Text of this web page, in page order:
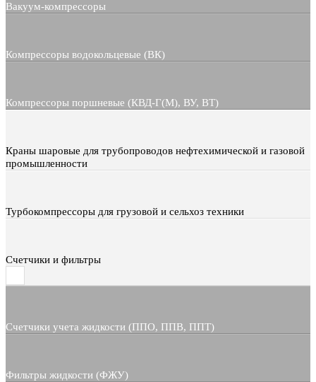
Вакуум-компрессоры
Компрессоры водокольцевые (ВК)
Компрессоры поршневые (КВД-Г(М), ВУ, ВТ)
Краны шаровые для трубопроводов нефтехимической и газовой
промышленности
Турбокомпрессоры для грузовой и сельхоз техники
Счетчики и фильтры
Счетчики учета жидкости (ППО, ППВ, ППТ)
Фильтры жидкости (ФЖУ)